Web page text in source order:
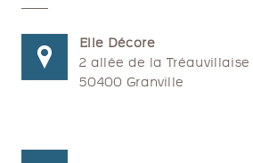
Elle Décore
2 allée de la Tréauvillaise
50400 Granville